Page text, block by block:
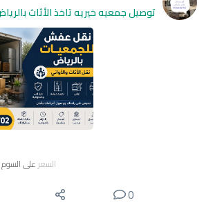
توصيل جمعيه خيريه تاخذ الأثاث بالرياض
السعر على السوم
0